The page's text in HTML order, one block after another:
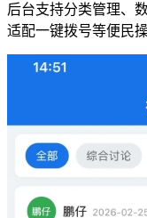
后台支持分类管理、
适配一键拨号等便民